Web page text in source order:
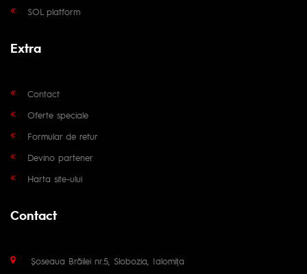
SOL platform
Extra
Contact
Oferte speciale
Formular de retur
Devino partener
Harta site-ului
Contact
Șoseaua Brăilei nr.5, Slobozia, Ialomița